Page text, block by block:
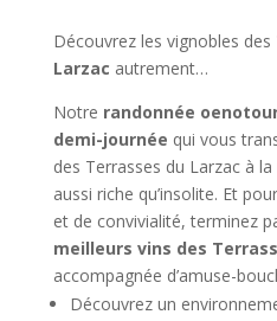
Découvrez les vignobles des
Larzac autrement…
Notre randonnée
demi-journée qui vous
des Terrasses du Larzac à
aussi riche qu’insolite. Et
et de convivialité, terminez
meilleurs vins des
accompagnée d’amuse-
Découvrez un